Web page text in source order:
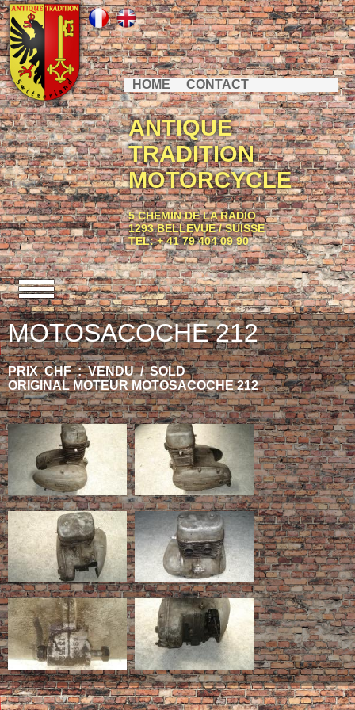
HOME CONTACT
ANTIQUE
TRADITION
MOTORCYCLE
5 CHEMIN DE LA RADIO
1293 BELLEVUE / SUISSE
TEL: + 41 79 404 09 90
MOTOSACOCHE 212
PRIX CHF : VENDU / SOLD
ORIGINAL MOTEUR MOTOSACOCHE 212